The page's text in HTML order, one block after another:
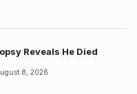
Reveals He Died
8, 2026